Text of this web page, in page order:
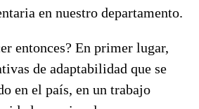
en nuestro departamento.
entonces? En primer lugar,
de adaptabilidad que se
en el país, en un trabajo